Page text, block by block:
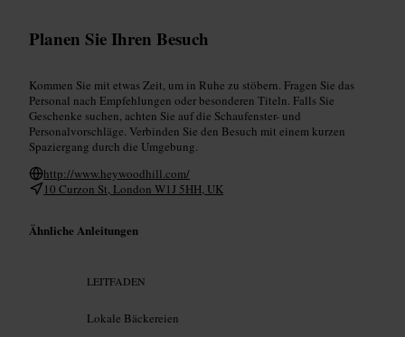
Planen Sie Ihren Besuch
Kommen Sie mit etwas Zeit, um in Ruhe zu stöbern. Fragen Sie das
Personal nach Empfehlungen oder besonderen Titeln. Falls Sie
Geschenke suchen, achten Sie auf die Schaufenster- und
Personalvorschläge. Verbinden Sie den Besuch mit einem kurzen
Spaziergang durch die Umgebung.
http://www.heywoodhill.com/
10 Curzon St, London W1J 5HH, UK
Ähnliche Anleitungen
LEITFADEN
Lokale Bäckereien